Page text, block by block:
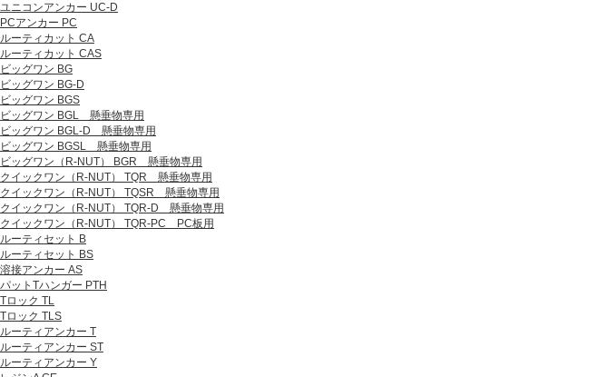
ユニコンアンカー UC-D
PCアンカー PC
ルーティカット CA
ルーティカット CAS
ビッグワン BG
ビッグワン BG-D
ビッグワン BGS
ビッグワン BGL 懸垂物専用
ビッグワン BGL-D 懸垂物専用
ビッグワン BGSL 懸垂物専用
ビッグワン（R-NUT） BGR 懸垂物専用
クイックワン（R-NUT） TQR 懸垂物専用
クイックワン（R-NUT） TQSR 懸垂物専用
クイックワン（R-NUT） TQR-D 懸垂物専用
クイックワン（R-NUT） TQR-PC PC板用
ルーティセット B
ルーティセット BS
溶接アンカー AS
パットTハンガー PTH
Tロック TL
Tロック TLS
ルーティアンカー T
ルーティアンカー ST
ルーティアンカー Y